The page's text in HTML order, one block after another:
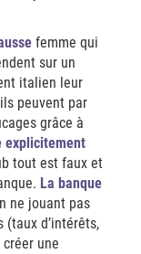
femme qui
sur un
italien leur
peuvent par
grâce à
explicitement
tout est faux et
La banque
ne jouant pas
(taux d’intérêts,
une